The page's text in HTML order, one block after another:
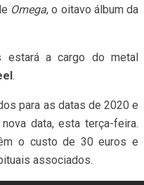
Omega, o oitavo álbum da
estará a cargo do metal
.
para as datas de 2020 e
data, esta terça-feira.
o custo de 30 euros e
associados.